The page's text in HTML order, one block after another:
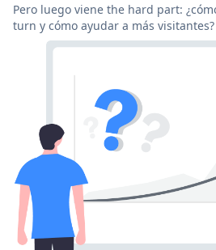
Pero luego viene the hard part:
turn y cómo ayudar a más visitantes?